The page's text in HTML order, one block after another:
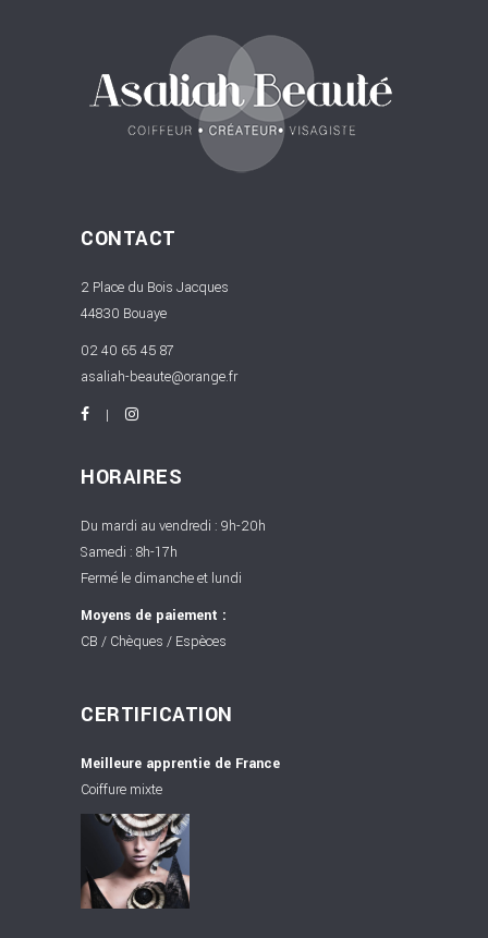
CONTACT
2 Place du Bois Jacques
44830 Bouaye
02 40 65 45 87
asaliah-beaute@orange.fr
HORAIRES
Du mardi au vendredi : 9h-20h
Samedi : 8h-17h
Fermé le dimanche et lundi
Moyens de paiement :
CB / Chèques / Espèces
CERTIFICATION
Meilleure apprentie de France
Coiffure mixte